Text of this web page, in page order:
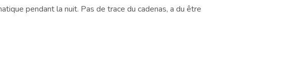
pendant la nuit. Pas de trace du cadenas, a du être